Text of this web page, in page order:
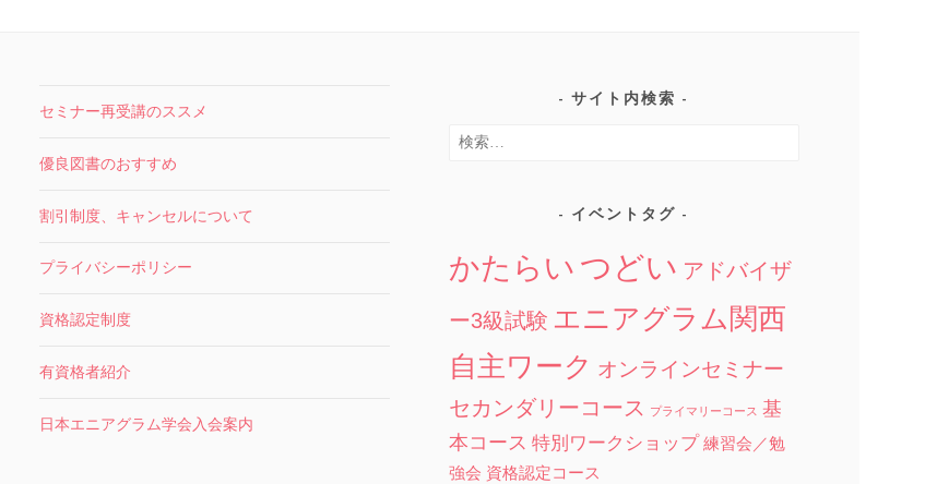
セミナー再受講のススメ
優良図書のおすすめ
割引制度、キャンセルについて
プライバシーポリシー
資格認定制度
有資格者紹介
日本エニアグラム学会入会案内
サイト内検索
検
イベントタグ
かたらい つどい アドバイザ
ー3級試験 エニアグラム関西
自主ワーク オンラインセミナー
セカンダリーコース プライマリーコース 基
本コース 特別ワークショップ 練習会／勉
強会 資格認定コース